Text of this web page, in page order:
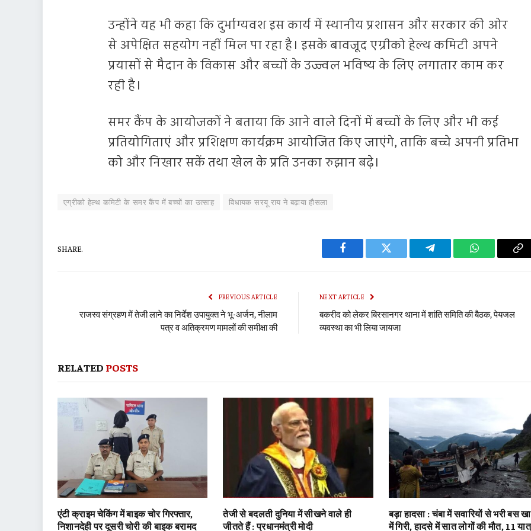
उन्होंने यह भी कहा कि दुर्भाग्यवश इस कार्य में स्थानीय प्रशासन और सरकार की ओर
से अपेक्षित सहयोग नहीं मिल पा रहा है। इसके बावजूद एग्रीको हेल्थ कमिटी अपने
प्रयासों से मैदान के विकास और बच्चों के उज्ज्वल भविष्य के लिए लगातार काम कर
रही है।
समर कैंप के आयोजकों ने बताया कि आने वाले दिनों में बच्चों के लिए और भी कई
प्रतियोगिताएं और प्रशिक्षण कार्यक्रम आयोजित किए जाएंगे, ताकि बच्चे अपनी प्रतिभा
को और निखार सकें तथा खेल के प्रति उनका रुझान बढ़े।
एग्रीको हेल्थ कमिटी के समर कैंप में बच्चों का उत्साह विधायक सरयू राय ने बढ़ाया हौसला
SHARE.
Facebook Twitter Telegram WhatsApp
PREVIOUS ARTICLE
राजस्व संग्रहण में तेजी लाने का निर्देश उपायुक्त ने भू-अर्जन, नीलाम
पत्र व अतिक्रमण मामलों की समीक्षा की
NEXT ARTICLE
बकरीद को लेकर बिरसानगर थाना में शांति समिति की बैठक, पेयजल
व्यवस्था का भी लिया जायजा
RELATED POSTS
एंटी क्राइम चेकिंग में बाइक चोर गिरफ्तार,
निशानदेही पर दूसरी चोरी की बाइक बरामद
तेजी से बदलती दुनिया में सीखने वाले ही
जीतते हैं : प्रधानमंत्री मोदी
बड़ा हादसा : चंबा में सवारियों से भरी बस
में गिरी, हादसे में सात लोगों की मौत, 11